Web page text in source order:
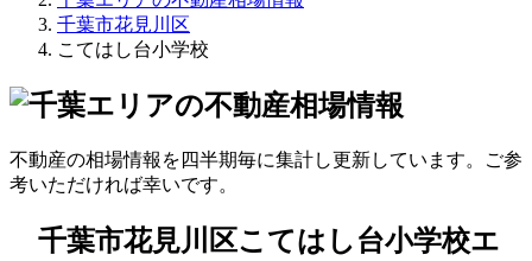
千葉市花見川区
こてはし台小学校
不動産の相場情報を四半期毎に集計し更新しています。ご参
考いただければ幸いです。
千葉市花見川区こてはし台小学校エ